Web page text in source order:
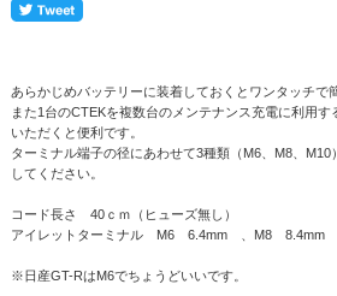
あらかじめバッテリーに装着しておくとワンタッチで
また1台のCTEKを複数台のメンテナンス充電に利用
いただくと便利です。
ターミナル端子の径にあわせて3種類（M6、M8、
してください。
コード長さ 40ｃｍ（ヒューズ無し）
アイレットターミナル M6 6.4mm 、M8 8.4mm
※日産GT-RはM6でちょうどいいです。